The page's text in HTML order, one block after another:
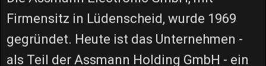
Firmensitz in Lüdenscheid, wurde 1969
gegründet. Heute ist das Unternehmen -
als Teil der Assmann Holding GmbH - ein